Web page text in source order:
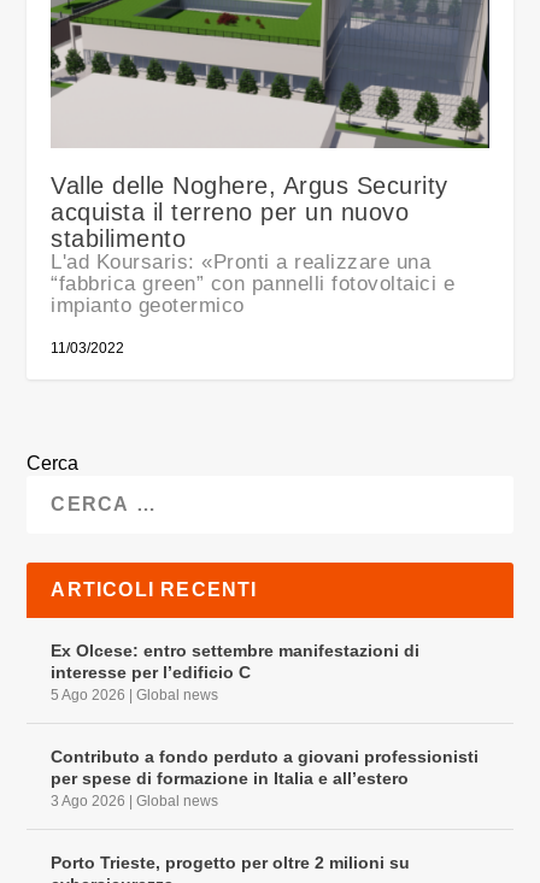
Valle delle Noghere, Argus Security
acquista il terreno per un nuovo
stabilimento
L'ad Koursaris: «Pronti a realizzare una
“fabbrica green” con pannelli fotovoltaici e
impianto geotermico
11/03/2022
Cerca
ARTICOLI RECENTI
Ex Olcese: entro settembre manifestazioni di
interesse per l’edificio C
5 Ago 2026 |Global news
Contributo a fondo perduto a giovani professionisti
per spese di formazione in Italia e all’estero
3 Ago 2026 |Global news
Porto Trieste, progetto per oltre 2 milioni su